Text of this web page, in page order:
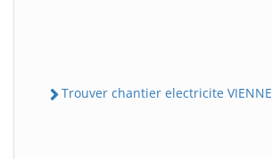
Trouver chantier electricite VIENNE